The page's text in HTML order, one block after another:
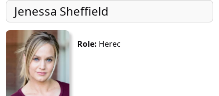
Jenessa Sheffield
Role: Herec